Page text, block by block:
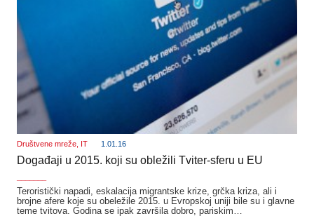
Društvene mreže IT 1.01.16
Događaji u 2015. koji su obležili Tviter-sferu u EU
Teroristički napadi, eskalacija migrantske krize, grčka kriza, ali i
brojne afere koje su obeležile 2015. u Evropskoj uniji bile su i glavne
teme tvitova. Godina se ipak završila dobro, pariskim…